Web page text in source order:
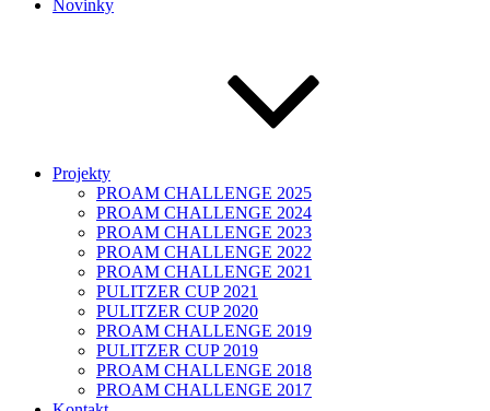
Novinky
Projekty
PROAM CHALLENGE 2025
PROAM CHALLENGE 2024
PROAM CHALLENGE 2023
PROAM CHALLENGE 2022
PROAM CHALLENGE 2021
PULITZER CUP 2021
PULITZER CUP 2020
PROAM CHALLENGE 2019
PULITZER CUP 2019
PROAM CHALLENGE 2018
PROAM CHALLENGE 2017